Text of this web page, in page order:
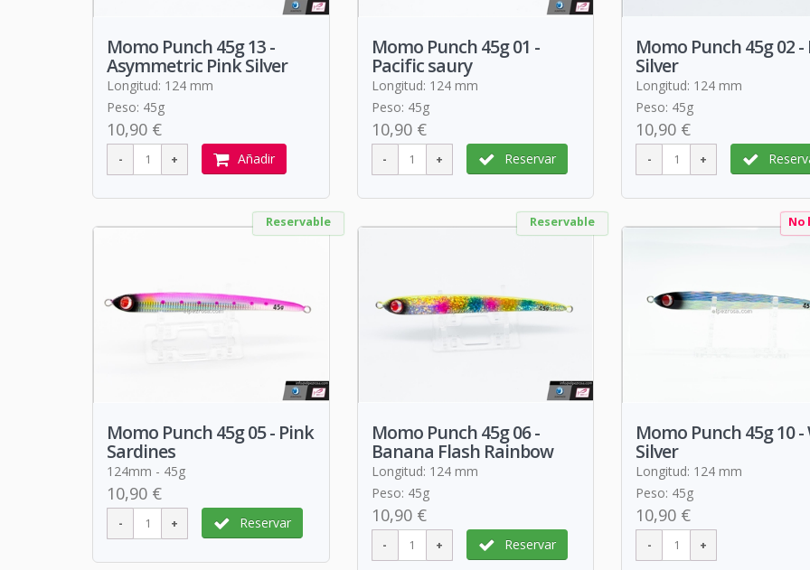
Momo Punch 45g 13 -
Asymmetric Pink Silver
Longitud: 124 mm
Peso: 45g
10,90 €
Añadir
Momo Punch 45g 01 -
Pacific saury
Longitud: 124 mm
Peso: 45g
10,90 €
Reservar
Momo Punch 45g 02 -
Silver
Longitud: 124 mm
Peso: 45g
10,90 €
Reservable
Momo Punch 45g 05 - Pink
Sardines
124mm - 45g
10,90 €
Reservar
Reservable
Momo Punch 45g 06 -
Banana Flash Rainbow
Longitud: 124 mm
Peso: 45g
10,90 €
Reservar
No
Momo Punch 45g 10 -
Silver
Longitud: 124 mm
Peso: 45g
10,90 €